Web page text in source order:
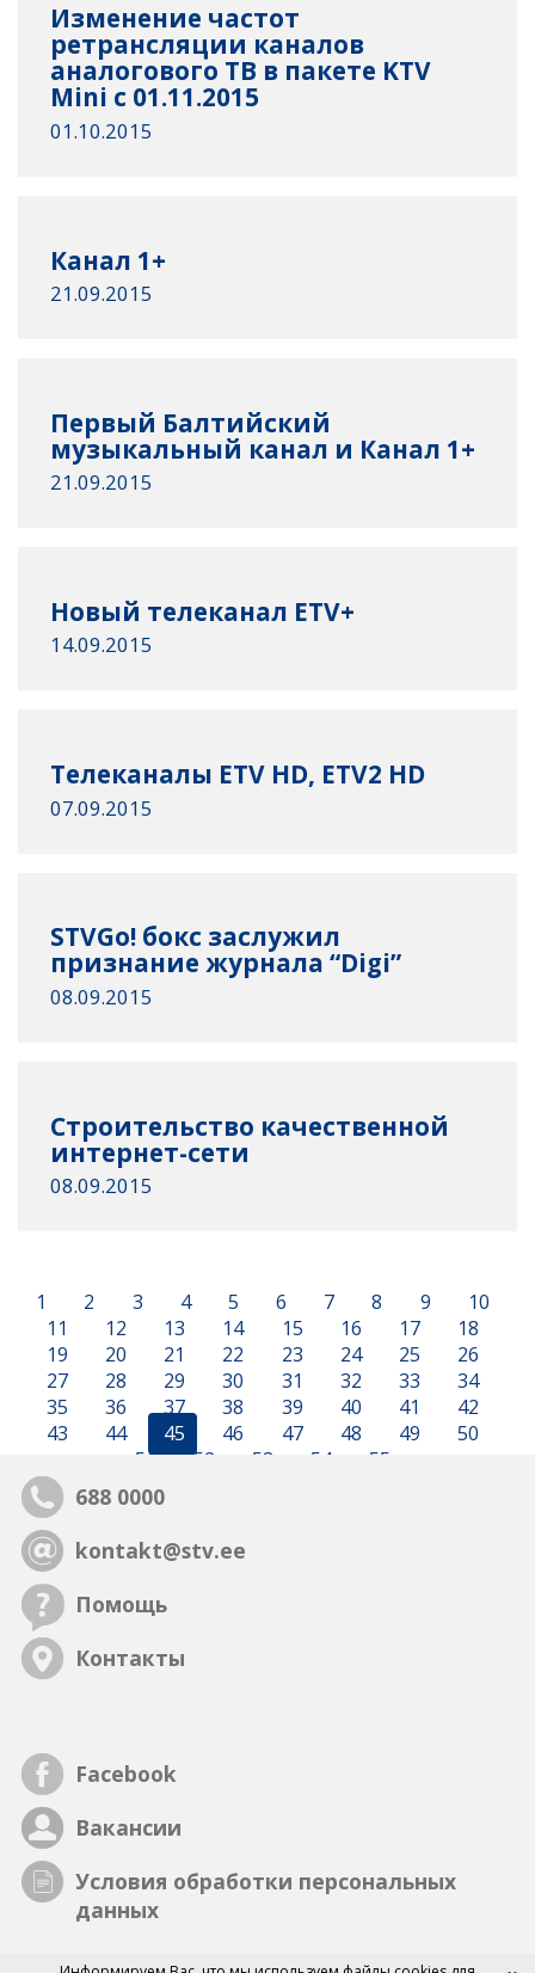
Изменение частот
ретрансляции каналов
аналогового ТВ в пакете KTV
Mini с 01.11.2015
01.10.2015
Канал 1+
21.09.2015
Первый Балтийский
музыкальный канал и Канал 1+
21.09.2015
Новый телеканал ETV+
14.09.2015
Телеканалы ETV HD, ETV2 HD
07.09.2015
STVGo! бокс заслужил
признание журнала “Digi”
08.09.2015
Строительство качественной
интернет-сети
08.09.2015
1 2 3 4 5 6 7 8 9
10
11
12 13 14 15 16 17
18
19
20 21 22 23 24 25
26
27
28 29 30 31 32 33
34
35
36 37 38 39 40 41
42
43
44 45 46 47 48 49
50
51
52 53 54 55
688 0000
kontakt@stv.ee
Помощь
Контакты
Facebook
Вакансии
Условия обработки персональных
данных